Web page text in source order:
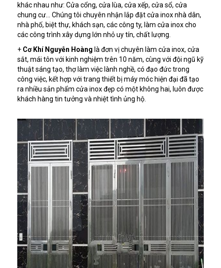
khác nhau như: Cửa cổng, cửa lùa, cửa xếp, cửa sổ, cửa
chung cư... Chúng tôi chuyên nhận lắp đặt cửa inox nhà dân,
nhà phố, biệt thự, khách sạn, các công ty, làm cửa inox cho
các công trình xây dựng lớn nhỏ uy tín, chất lượng.
+ Cơ Khí Nguyễn Hoàng là đơn vị chuyên làm cửa inox, cửa
sắt, mái tôn với kinh nghiệm trên 10 năm, cùng với đội ngũ kỹ
thuật sáng tạo, thợ làm việc lành nghề, có đạo đức trong
công việc, kết hợp với trang thiết bị máy móc hiện đại đã tạo
ra nhiều sản phẩm cửa inox đẹp có một không hai, luôn được
khách hàng tin tưởng và nhiệt tình ủng hộ.